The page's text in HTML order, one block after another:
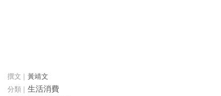
黃靖文
生活消費